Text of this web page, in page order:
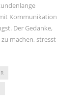
Kommunikation
Der Gedanke,
machen, stresst